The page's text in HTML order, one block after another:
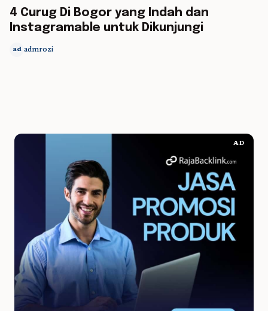
4 Curug Di Bogor yang Indah dan
Instagramable untuk Dikunjungi
ad admrozi
AD